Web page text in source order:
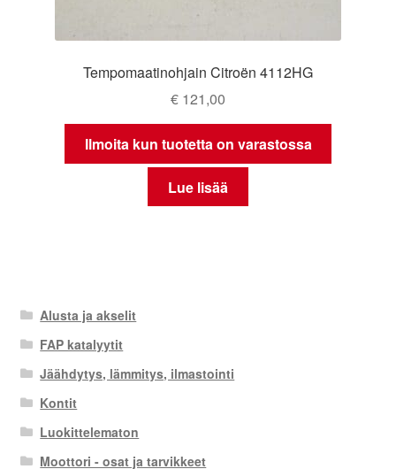
Tempomaatinohjain Citroën 4112HG
€ 121,00
Ilmoita kun tuotetta on varastossa
Lue lisää
Alusta ja akselit
FAP katalyytit
Jäähdytys, lämmitys, ilmastointi
Kontit
Luokittelematon
Moottori - osat ja tarvikkeet